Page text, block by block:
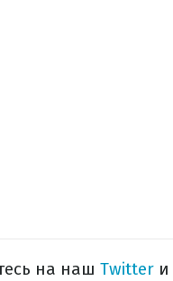
на наш Twitter и